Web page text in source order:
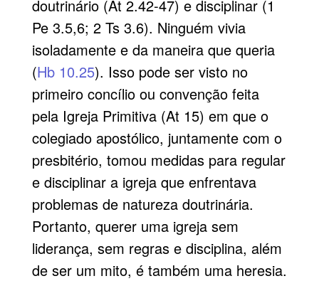
doutrinário (At 2.42-47) e disciplinar (1
Pe 3.5,6; 2 Ts 3.6). Ninguém vivia
isoladamente e da maneira que queria
(Hb 10.25). Isso pode ser visto no
primeiro concílio ou convenção feita
pela Igreja Primitiva (At 15) em que o
colegiado apostólico, juntamente com o
presbitério, tomou medidas para regular
e disciplinar a igreja que enfrentava
problemas de natureza doutrinária.
Portanto, querer uma igreja sem
liderança, sem regras e disciplina, além
de ser um mito, é também uma heresia.